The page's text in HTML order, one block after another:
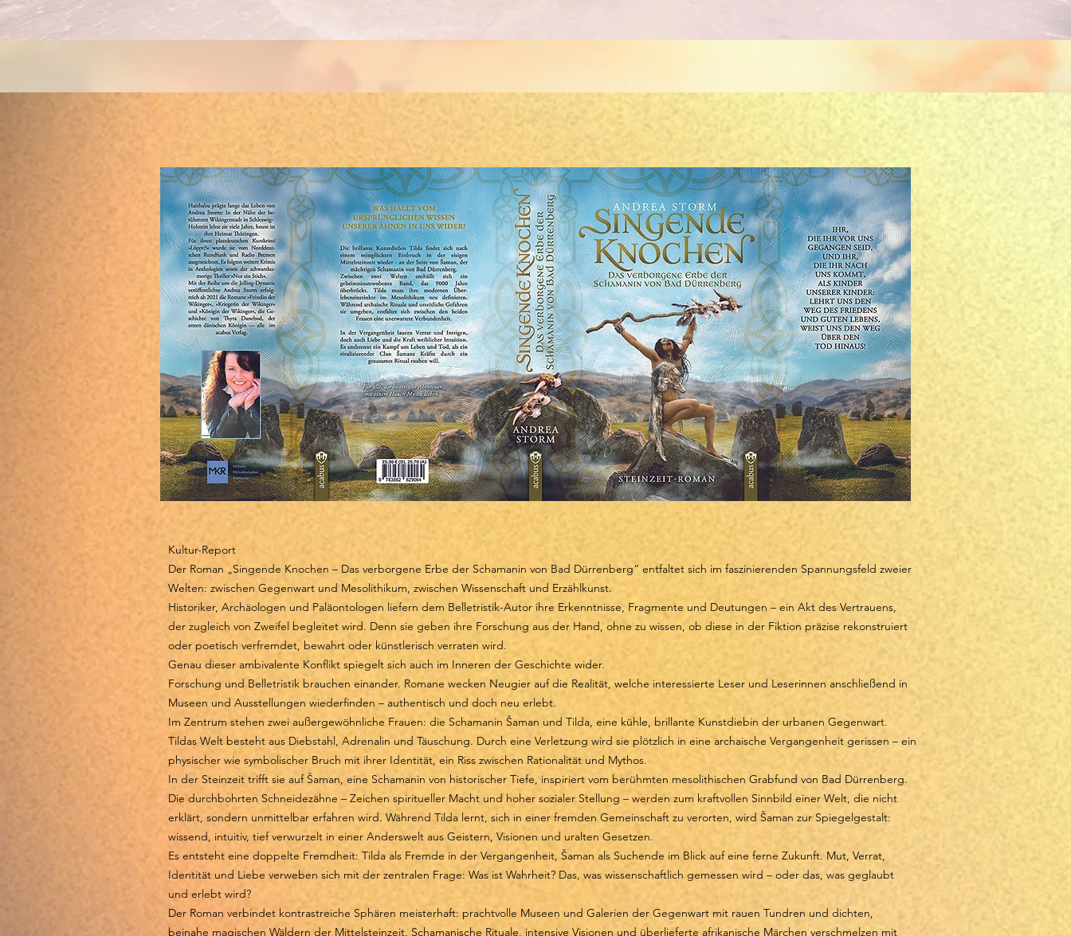
Kultur-Report
Der Roman „Singende Knochen – Das verborgene Erbe der Schamanin von Bad Dürrenberg“ entfaltet sich im faszinierenden Spannungsfeld zweier
Welten: zwischen Gegenwart und Mesolithikum, zwischen Wissenschaft und Erzählkunst.
Historiker, Archäologen und Paläontologen liefern dem Belletristik-Autor ihre Erkenntnisse, Fragmente und Deutungen – ein Akt des Vertrauens,
der zugleich von Zweifel begleitet wird. Denn sie geben ihre Forschung aus der Hand, ohne zu wissen, ob diese in der Fiktion präzise rekonstruiert
oder poetisch verfremdet, bewahrt oder künstlerisch verraten wird.
Genau dieser ambivalente Konflikt spiegelt sich auch im Inneren der Geschichte wider.
Forschung und Belletristik brauchen einander. Romane wecken Neugier auf die Realität, welche interessierte Leser und Leserinnen anschließend in
Museen und Ausstellungen wiederfinden – authentisch und doch neu erlebt.
Im Zentrum stehen zwei außergewöhnliche Frauen: die Schamanin Šaman und Tilda, eine kühle, brillante Kunstdiebin der urbanen Gegenwart.
Tildas Welt besteht aus Diebstahl, Adrenalin und Täuschung. Durch eine Verletzung wird sie plötzlich in eine archaische Vergangenheit gerissen – ein
physischer wie symbolischer Bruch mit ihrer Identität, ein Riss zwischen Rationalität und Mythos.
In der Steinzeit trifft sie auf Šaman, eine Schamanin von historischer Tiefe, inspiriert vom berühmten mesolithischen Grabfund von Bad Dürrenberg.
Die durchbohrten Schneidezähne – Zeichen spiritueller Macht und hoher sozialer Stellung – werden zum kraftvollen Sinnbild einer Welt, die nicht
erklärt, sondern unmittelbar erfahren wird. Während Tilda lernt, sich in einer fremden Gemeinschaft zu verorten, wird Šaman zur Spiegelgestalt:
wissend, intuitiv, tief verwurzelt in einer Anderswelt aus Geistern, Visionen und uralten Gesetzen.
Es entsteht eine doppelte Fremdheit: Tilda als Fremde in der Vergangenheit, Šaman als Suchende im Blick auf eine ferne Zukunft. Mut, Verrat,
Identität und Liebe verweben sich mit der zentralen Frage: Was ist Wahrheit? Das, was wissenschaftlich gemessen wird – oder das, was geglaubt
und erlebt wird?
Der Roman verbindet kontrastreiche Sphären meisterhaft: prachtvolle Museen und Galerien der Gegenwart mit rauen Tundren und dichten,
beinahe magischen Wäldern der Mittelsteinzeit. Schamanische Rituale, intensive Visionen und überlieferte afrikanische Märchen verschmelzen mit